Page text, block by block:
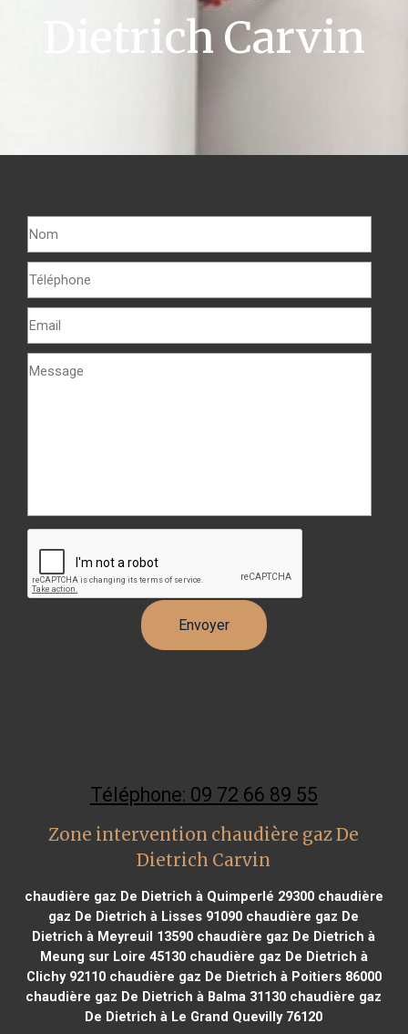
Dietrich Carvin
Téléphone: 09 72 66 89 55
Zone intervention chaudière gaz De
Dietrich Carvin
chaudière gaz De Dietrich à Quimperlé 29300chaudière
gaz De Dietrich à Lisses 91090 chaudière gaz De
Dietrich à Meyreuil 13590 chaudière gaz De Dietrich à
Meung sur Loire 45130chaudière gaz De Dietrich à
Clichy 92110chaudière gaz De Dietrich à Poitiers 86000
chaudière gaz De Dietrich à Balma 31130 chaudière gaz
De Dietrich à Le Grand Quevilly 76120